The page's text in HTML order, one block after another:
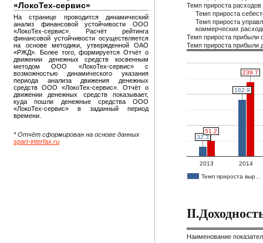
«ЛокоТех-сервис»
На странице проводится динамический
анализ финансовой устойчивости ООО
«ЛокоТех-сервис». Расчёт рейтинга
финансовой устойчивости осуществляется
на основе методики, утвержденной ОАО
«РЖД». Более того, формируется Отчёт о
движении денежных средств косвенным
методом ООО «ЛокоТех-сервис» с
возможностью динамического указания
периода анализа движения денежных
средств ООО «ЛокоТех-сервис». Отчёт о
движении денежных средств показывает,
куда пошли денежные средства ООО
«ЛокоТех-сервис» в заданный период
времени.
* Отчёт сформирован на основе данных
spart-interfax.ru
Темп прироста расходов
Темп прироста
Темп прироста
коммерческих
Темп прироста прибыли
Темп прироста прибыли
Темп прироста выр…
2013 2014
32.3
32.3
182.9
182.9
51.2
51.2
239.7
239.7
Наименование